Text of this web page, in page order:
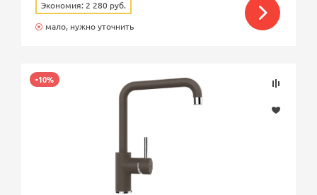
Экономия: 2 280 руб.
мало, нужно уточнить
-10%